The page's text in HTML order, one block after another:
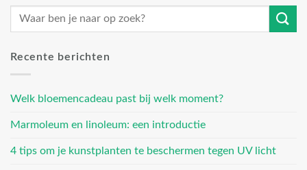
Recente berichten
Welk bloemencadeau past bij welk moment?
Marmoleum en linoleum: een introductie
4 tips om je kunstplanten te beschermen tegen UV licht